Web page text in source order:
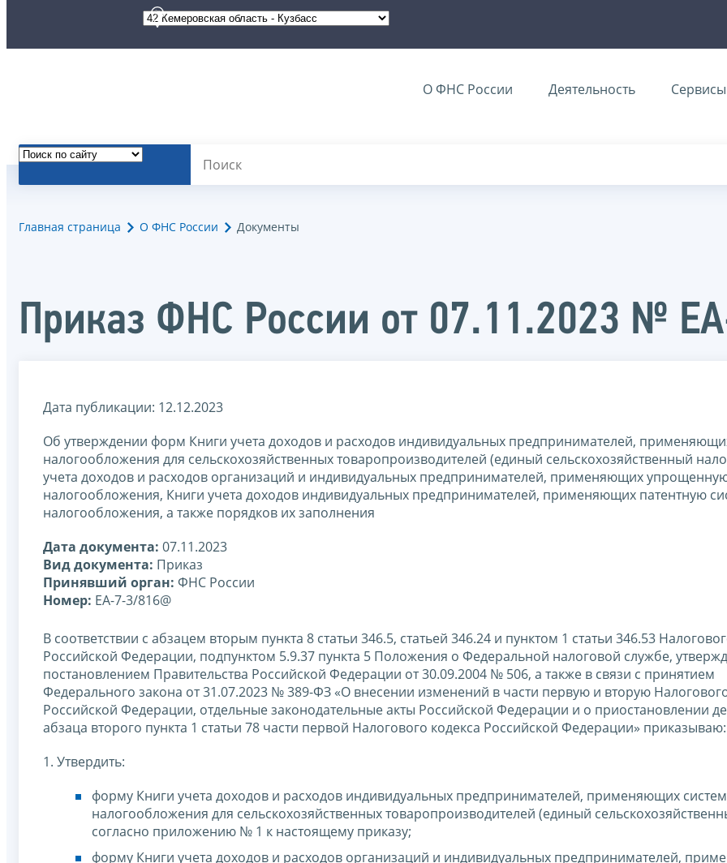
О ФНС России Деятельность Сервисы
Главная страница О ФНС России Документы
Приказ ФНС России от 07.11.2023 №
Дата публикации: 12.12.2023
Об утверждении форм Книги учета доходов и расходов индивидуальных предпринимателей,
налогообложения для сельскохозяйственных товаропроизводителей (единый сельскохозяйственный
учета доходов и расходов организаций и индивидуальных предпринимателей, применяющих
налогообложения, Книги учета доходов индивидуальных предпринимателей, применяющих патентную
налогообложения, а также порядков их заполнения
Дата документа: 07.11.2023
Вид документа: Приказ
Принявший орган: ФНС России
Номер: ЕА-7-3/816@
В соответствии с абзацем вторым пункта 8 статьи 346.5, статьей 346.24 и пунктом 1 статьи 346.53
Российской Федерации, подпунктом 5.9.37 пункта 5 Положения о Федеральной налоговой службе,
постановлением Правительства Российской Федерации от 30.09.2004 № 506, а также в связи с принятием
Федерального закона от 31.07.2023 № 389-ФЗ «О внесении изменений в части первую и вторую
Российской Федерации, отдельные законодательные акты Российской Федерации и о приостановлении
абзаца второго пункта 1 статьи 78 части первой Налогового кодекса Российской Федерации» приказываю:
1. Утвердить:
форму Книги учета доходов и расходов индивидуальных предпринимателей, применяющих
налогообложения для сельскохозяйственных товаропроизводителей (единый
согласно приложению № 1 к настоящему приказу;
форму Книги учета доходов и расходов организаций и индивидуальных предпринимателей,